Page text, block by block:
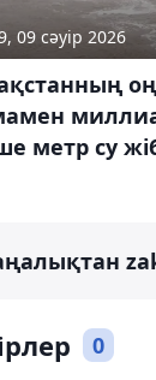
09 сәуір 2026
метр су
0